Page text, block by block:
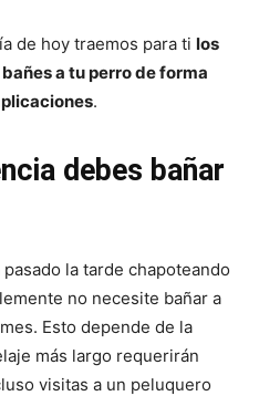
Perros
Fotos
de hoy traemos para ti los
a tu perro de forma
.
debes bañar
la tarde chapoteando
no necesite bañar a
Esto depende de la
más largo requerirán
visitas a un peluquero